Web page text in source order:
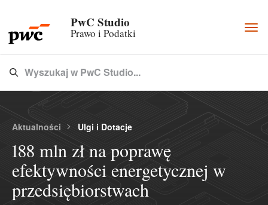
PwC Studio
Prawo i Podatki
Type 3 or more characters for results.
Wyszukaj w PwC Studio...
Aktualności Ulgi i Dotacje
188 mln zł na poprawę
efektywności energetycznej w
przedsiębiorstwach